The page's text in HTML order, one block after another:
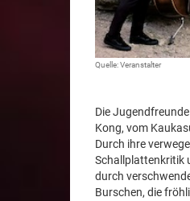
Quelle: Veranstalter
Die
Kong, vom
Durch ihre
Schallplattenkritik
durch
Burschen, die